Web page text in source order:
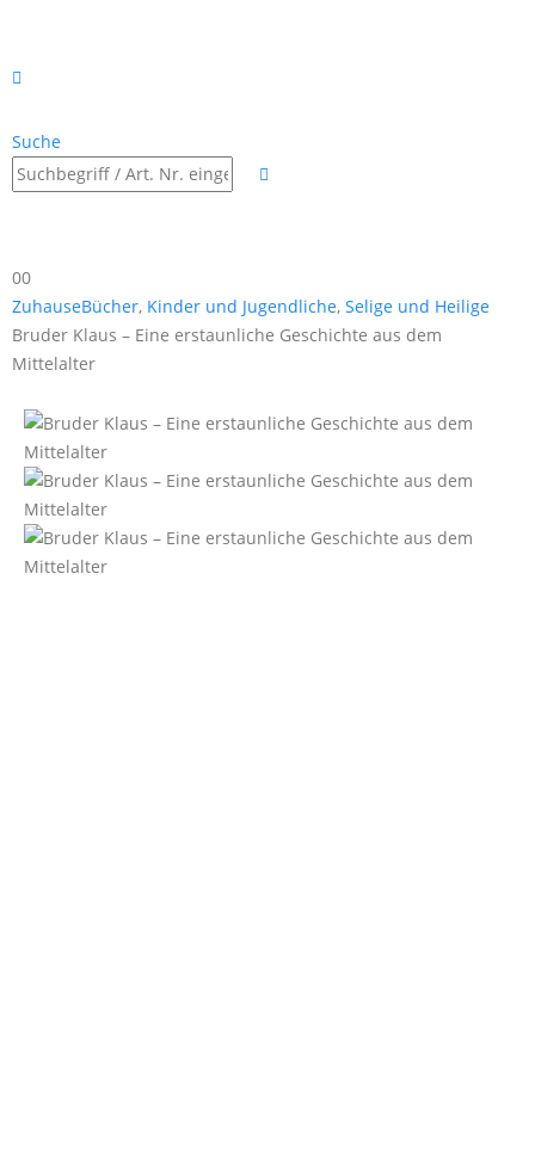
Suche
00
ZuhauseBücher, Kinder und Jugendliche, Selige und Heilige
Bruder Klaus – Eine erstaunliche Geschichte aus dem
Mittelalter